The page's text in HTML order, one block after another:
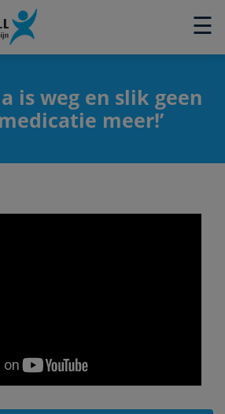
☰
×
is weg en slik geen
meer!’